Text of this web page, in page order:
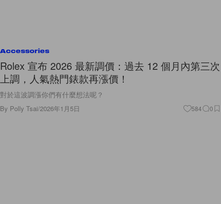
Accessories
Rolex 宣布 2026 最新調價：過去 12 個月內第三次
上調，人氣熱門錶款再漲價！
對於這波調漲你們有什麼想法呢？
By Polly Tsai/2026年1月5日 584 0